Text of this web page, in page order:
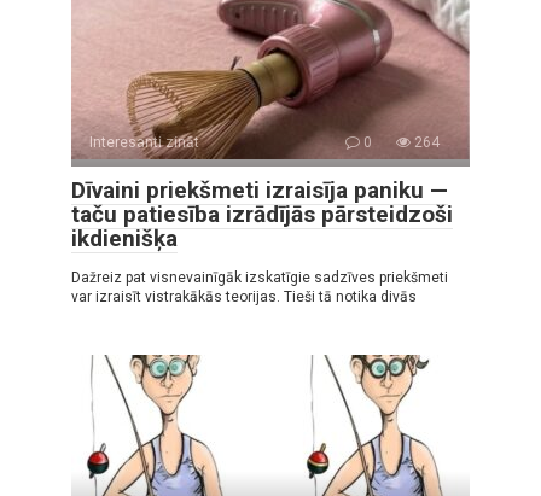
Interesanti zināt 0 264
Dīvaini priekšmeti izraisīja paniku —
taču patiesība izrādījās pārsteidzoši
ikdienišķa
Dažreiz pat visnevainīgāk izskatīgie sadzīves priekšmeti
var izraisīt vistrakākās teorijas. Tieši tā notika divās